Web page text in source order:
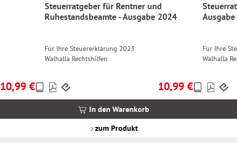
Regulärer Preis:
10,99 €
Steuerratgeber für Rentner und
Ruhestandsbeamte - Ausgabe 2024
Für Ihre Steuererklärung 2023
Walhalla Rechtshilfen
Regulärer Preis:
10,99 €
Preise
inkl.
In den Warenkorb
zum Produkt
Für Ihre
Walhalla
Preise
inkl.